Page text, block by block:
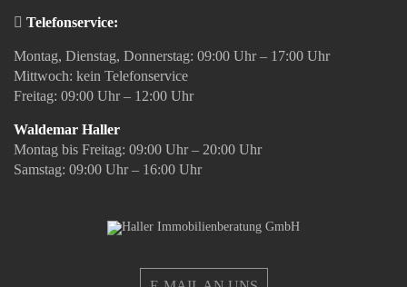
Telefonservice:
Montag, Dienstag, Donnerstag: 09:00 Uhr – 17:00 Uhr
Mittwoch: kein Telefonservice
Freitag: 09:00 Uhr – 12:00 Uhr
Waldemar Haller
Montag bis Freitag: 09:00 Uhr – 20:00 Uhr
Samstag: 09:00 Uhr – 16:00 Uhr